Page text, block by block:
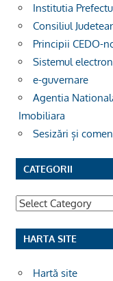
Institutia
Consiliul
Principii CEDO-
Sistemul
e-guvernare
Agentia
Imobiliara
Sesizări și
CATEGORII
Categorii
HARTA SITE
Hartă site